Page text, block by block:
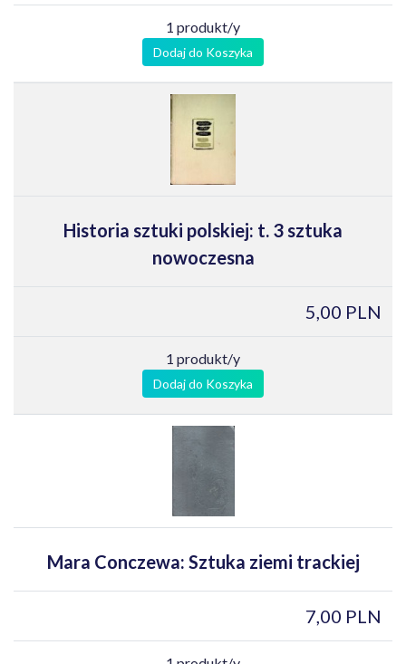
1 produkt/y
Dodaj do Koszyka
Historia sztuki polskiej: t. 3 sztuka
nowoczesna
5,00 PLN
1 produkt/y
Dodaj do Koszyka
Mara Conczewa: Sztuka ziemi trackiej
7,00 PLN